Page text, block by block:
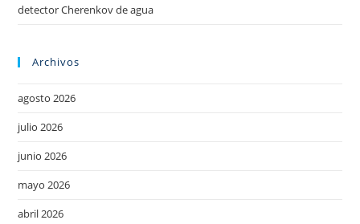
detector Cherenkov de agua
Archivos
agosto 2026
julio 2026
junio 2026
mayo 2026
abril 2026